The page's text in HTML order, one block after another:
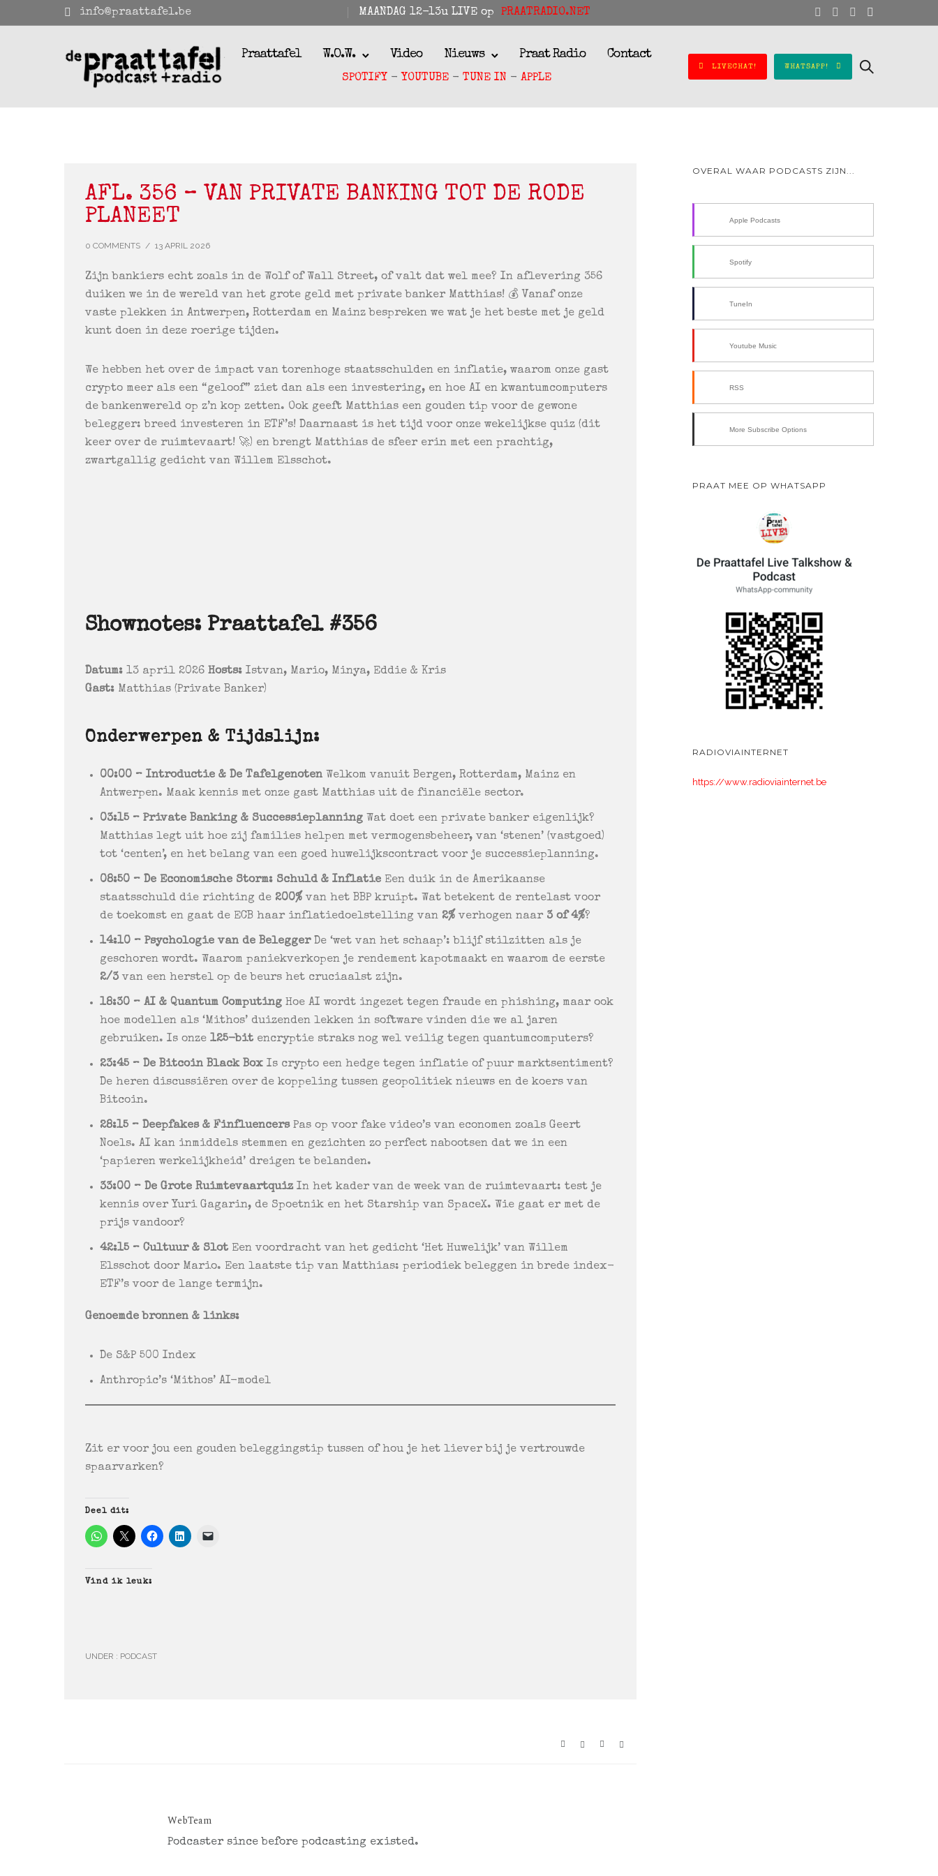
info@praattafel.be MAANDAG 12-13u LIVE op PRAATRADIO.NET
Praattafel W.O.W. Video Nieuws Praat Radio Contact
SPOTIFY - YOUTUBE- TUNE IN - APPLE
LIVECHAT! WHATSAPP!
AFL. 356 – VAN PRIVATE BANKING TOT DE RODE
PLANEET
0 COMMENTS / 13 APRIL 2026
Zijn bankiers echt zoals in de Wolf of Wall Street, of valt dat wel mee? In aflevering 356
duiken we in de wereld van het grote geld met private banker Matthias! 💰 Vanaf onze
vaste plekken in Antwerpen, Rotterdam en Mainz bespreken we wat je het beste met je geld
kunt doen in deze roerige tijden.
We hebben het over de impact van torenhoge staatsschulden en inflatie, waarom onze gast
crypto meer als een “geloof” ziet dan als een investering, en hoe AI en kwantumcomputers
de bankenwereld op z’n kop zetten. Ook geeft Matthias een gouden tip voor de gewone
belegger: breed investeren in ETF’s! Daarnaast is het tijd voor onze wekelijkse quiz (dit
keer over de ruimtevaart! 🚀) en brengt Matthias de sfeer erin met een prachtig,
zwartgallig gedicht van Willem Elsschot.
Shownotes: Praattafel #356
Datum: 13 april 2026 Hosts: Istvan, Mario, Minya, Eddie & Kris
Gast: Matthias (Private Banker)
Onderwerpen & Tijdslijn:
00:00 – Introductie & De TafelgenotenWelkom vanuit Bergen, Rotterdam, Mainz en
Antwerpen. Maak kennis met onze gast Matthias uit de financiële sector.
03:15 – Private Banking & SuccessieplanningWat doet een private banker eigenlijk?
Matthias legt uit hoe zij families helpen met vermogensbeheer, van ‘stenen’ (vastgoed)
tot ‘centen’, en het belang van een goed huwelijkscontract voor je successieplanning.
08:50 – De Economische Storm: Schuld & InflatieEen duik in de Amerikaanse
staatsschuld die richting de 200%van het BBP kruipt. Wat betekent de rentelast voor
de toekomst en gaat de ECB haar inflatiedoelstelling van 2%verhogen naar 3 of 4%?
14:10 – Psychologie van de BeleggerDe ‘wet van het schaap’: blijf stilzitten als je
geschoren wordt. Waarom paniekverkopen je rendement kapotmaakt en waarom de eerste
2/3van een herstel op de beurs het cruciaalst zijn.
18:30 – AI & Quantum ComputingHoe AI wordt ingezet tegen fraude en phishing, maar ook
hoe modellen als ‘Mithos’ duizenden lekken in software vinden die we al jaren
gebruiken. Is onze 125-bitencryptie straks nog wel veilig tegen quantumcomputers?
23:45 – De Bitcoin Black BoxIs crypto een hedge tegen inflatie of puur marktsentiment?
De heren discussiëren over de koppeling tussen geopolitiek nieuws en de koers van
Bitcoin.
28:15 – Deepfakes & FinfluencersPas op voor fake video’s van economen zoals Geert
Noels. AI kan inmiddels stemmen en gezichten zo perfect nabootsen dat we in een
‘papieren werkelijkheid’ dreigen te belanden.
33:00 – De Grote RuimtevaartquizIn het kader van de week van de ruimtevaart: test je
kennis over Yuri Gagarin, de Spoetnik en het Starship van SpaceX. Wie gaat er met de
prijs vandoor?
42:15 – Cultuur & SlotEen voordracht van het gedicht ‘Het Huwelijk’ van Willem
Elsschot door Mario. Een laatste tip van Matthias: periodiek beleggen in brede index-
ETF’s voor de lange termijn.
Genoemde bronnen & links:
De S&P 500 Index
Anthropic’s ‘Mithos’ AI-model
Zit er voor jou een gouden beleggingstip tussen of hou je het liever bij je vertrouwde
spaarvarken?
Deel dit:
Vind ik leuk:
UNDER : PODCAST
WebTeam
Podcaster since before podcasting existed.
OVERAL WAAR PODCASTS ZIJN...
Apple Podcasts
Spotify
TuneIn
Youtube Music
RSS
More Subscribe Options
PRAAT MEE OP WHATSAPP
RADIOVIAINTERNET
https://www.radioviainternet.be